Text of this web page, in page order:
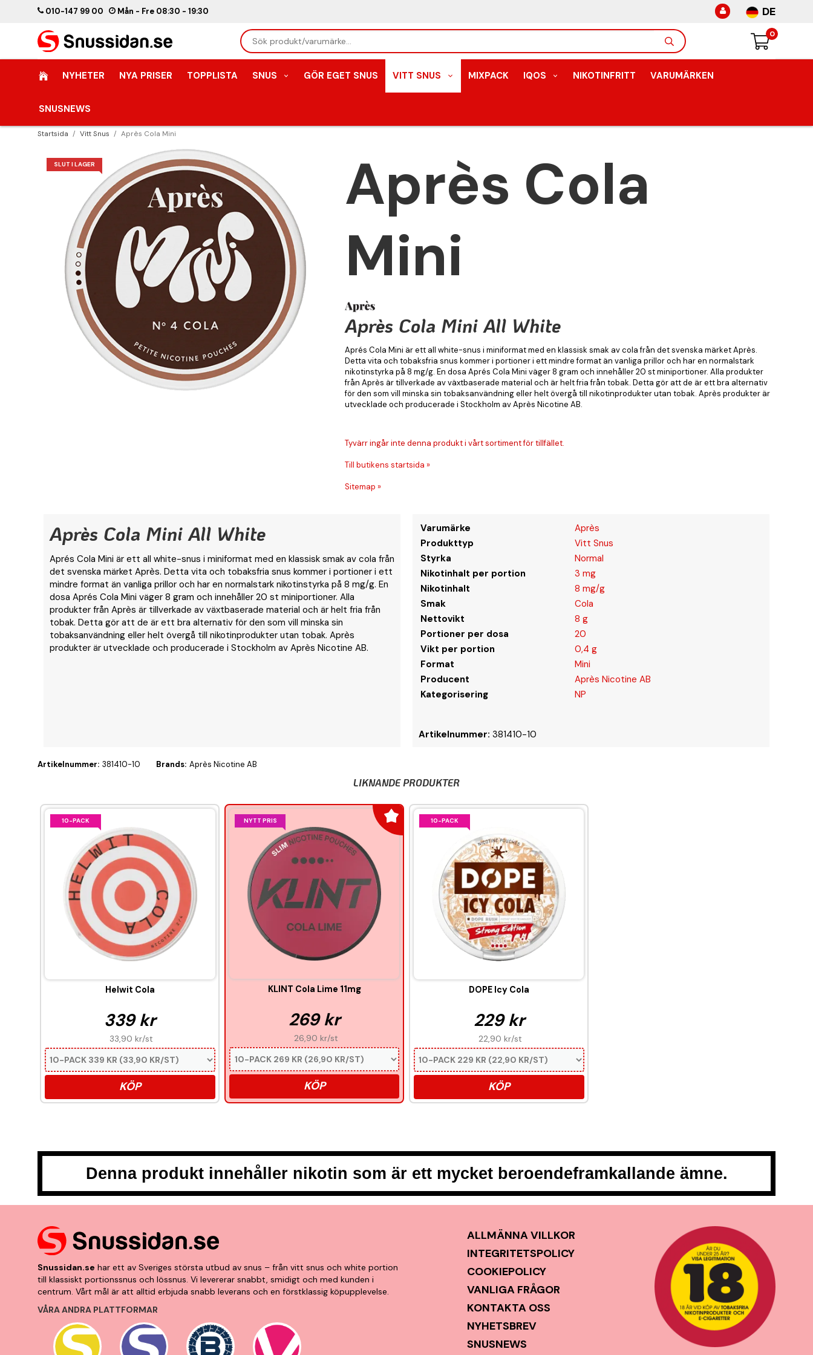
010-147 99 00 Mån - Fre 08:30 - 19:30 DE
0
NYHETER NYA PRISER TOPPLISTA SNUS GÖR EGET SNUS VITT SNUS MIXPACK IQOS NIKOTINFRITT VARUMÄRKEN
SNUSNEWS
Startsida / Vitt Snus / Après Cola Mini
SLUT I LAGER
Après Cola
Mini
Après Cola Mini All White
Aprés Cola Mini är ett all white-snus i miniformat med en klassisk smak av cola från det svenska märket Après.
Detta vita och tobaksfria snus kommer i portioner i ett mindre format än vanliga prillor och har en normalstark
nikotinstyrka på 8 mg/g. En dosa Aprés Cola Mini väger 8 gram och innehåller 20 st miniportioner. Alla produkter
från Après är tillverkade av växtbaserade material och är helt fria från tobak. Detta gör att de är ett bra alternativ
för den som vill minska sin tobaksanvändning eller helt övergå till nikotinprodukter utan tobak. Après produkter är
utvecklade och producerade i Stockholm av Après Nicotine AB.
Tyvärr ingår inte denna produkt i vårt sortiment för tillfället.
Till butikens startsida »
Sitemap »
Après Cola Mini All White
Aprés Cola Mini är ett all white-snus i miniformat med en klassisk smak av cola från
det svenska märket Après. Detta vita och tobaksfria snus kommer i portioner i ett
mindre format än vanliga prillor och har en normalstark nikotinstyrka på 8 mg/g. En
dosa Aprés Cola Mini väger 8 gram och innehåller 20 st miniportioner. Alla
produkter från Après är tillverkade av växtbaserade material och är helt fria från
tobak. Detta gör att de är ett bra alternativ för den som vill minska sin
tobaksanvändning eller helt övergå till nikotinprodukter utan tobak. Après
produkter är utvecklade och producerade i Stockholm av Après Nicotine AB.
Varumärke
Après
Produkttyp
Vitt Snus
Styrka
Normal
Nikotinhalt per portion
3 mg
Nikotinhalt
8 mg/g
Smak
Cola
Nettovikt
8 g
Portioner per dosa
20
Vikt per portion
0,4 g
Format
Mini
Producent
Après Nicotine AB
Kategorisering
NP
Artikelnummer: 381410-10
Artikelnummer: 381410-10 Brands: Après Nicotine AB
LIKNANDE PRODUKTER
10-PACK
Helwit Cola
339 kr
33,90 kr/st
KÖP
NYTT PRIS
KLINT Cola Lime 11mg
269 kr
26,90 kr/st
KÖP
10-PACK
DOPE Icy Cola
229 kr
22,90 kr/st
KÖP
Denna produkt innehåller nikotin som är ett mycket beroendeframkallande ämne.
Snussidan.se har ett av Sveriges största utbud av snus – från vitt snus och white portion
till klassiskt portionssnus och lössnus. Vi levererar snabbt, smidigt och med kunden i
centrum. Vårt mål är att alltid erbjuda snabb leverans och en förstklassig köpupplevelse.
VÅRA ANDRA PLATTFORMAR
ALLMÄNNA VILLKOR
INTEGRITETSPOLICY
COOKIEPOLICY
VANLIGA FRÅGOR
KONTAKTA OSS
NYHETSBREV
SNUSNEWS